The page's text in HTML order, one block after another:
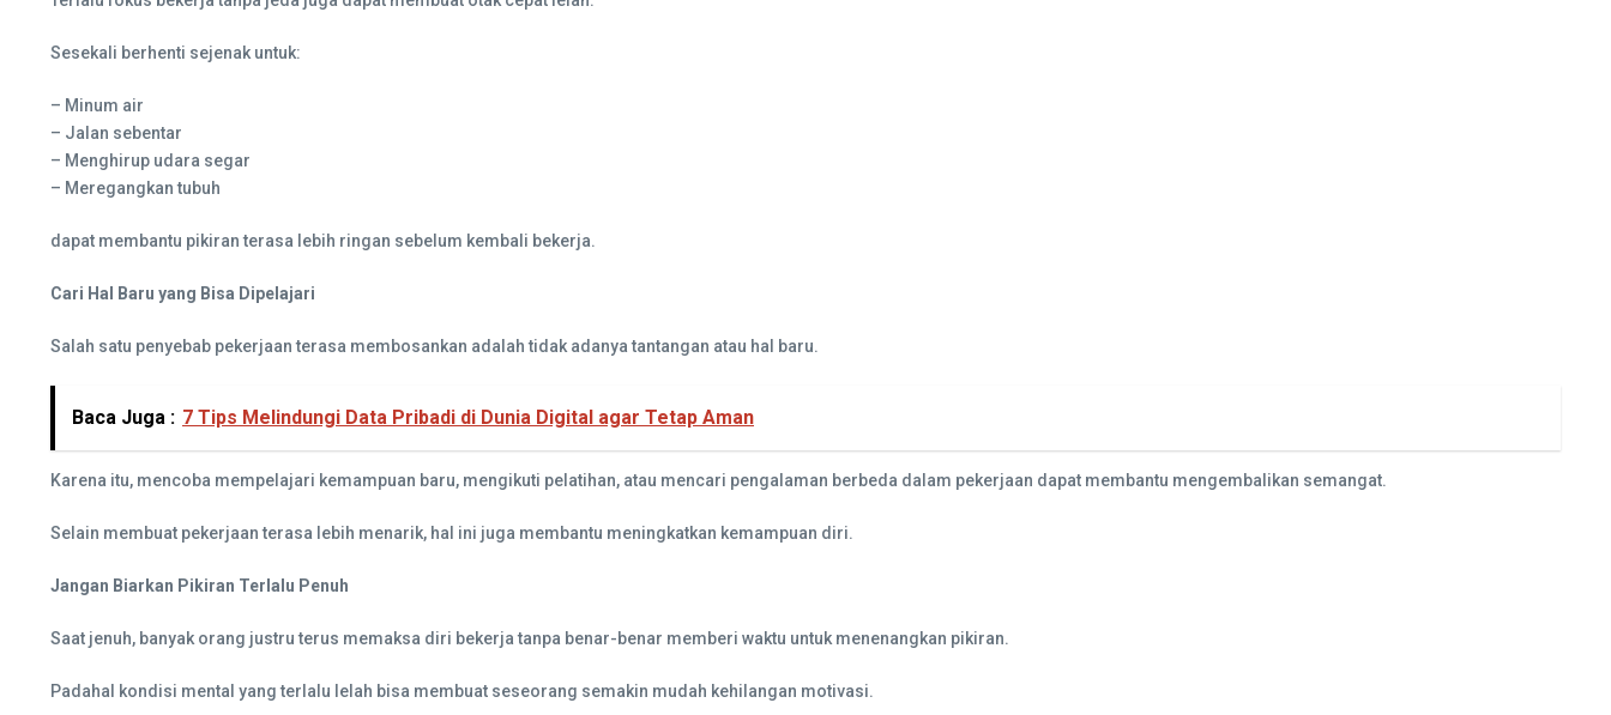
Sesekali berhenti sejenak untuk:
– Minum air
– Jalan sebentar
– Menghirup udara segar
– Meregangkan tubuh
dapat membantu pikiran terasa lebih ringan sebelum kembali bekerja.
Cari Hal Baru yang Bisa Dipelajari
Salah satu penyebab pekerjaan terasa membosankan adalah tidak adanya tantangan atau hal baru.
Baca Juga : 7 Tips Melindungi Data Pribadi di Dunia Digital agar Tetap Aman
Karena itu, mencoba mempelajari kemampuan baru, mengikuti pelatihan, atau mencari pengalaman berbeda dalam pekerjaan dapat membantu mengembalikan semangat.
Selain membuat pekerjaan terasa lebih menarik, hal ini juga membantu meningkatkan kemampuan diri.
Jangan Biarkan Pikiran Terlalu Penuh
Saat jenuh, banyak orang justru terus memaksa diri bekerja tanpa benar-benar memberi waktu untuk menenangkan pikiran.
Padahal kondisi mental yang terlalu lelah bisa membuat seseorang semakin mudah kehilangan motivasi.